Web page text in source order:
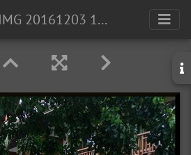
IMG 20161203 121118